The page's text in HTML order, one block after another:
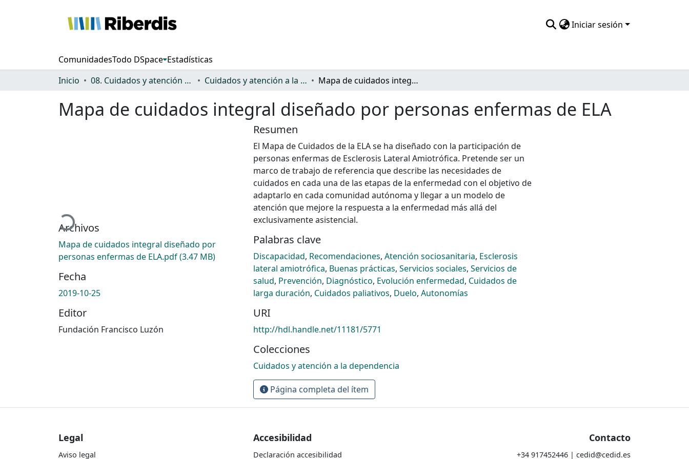
Iniciar sesión
ComunidadesTodo DSpace Estadísticas
Inicio
08. Cuidados y atención a la dependencia Cuidados y atención a la dependencia Mapa de cuidados integral diseñado por personas enfermas de ELA
Mapa de cuidados integral diseñado por personas enfermas de ELA
Cargando...
Archivos
Mapa de cuidados integral diseñado por
personas enfermas de ELA.pdf(3.47 MB)
Fecha
2019-10-25
Editor
Fundación Francisco Luzón
Resumen
El Mapa de Cuidados de la ELA se ha diseñado con la participación de
personas enfermas de Esclerosis Lateral Amiotrófica. Pretende ser un
marco de trabajo de referencia que describe las necesidades de
cuidados en cada una de las etapas de la enfermedad con el objetivo de
adaptarlo en cada comunidad autónoma y llegar a un modelo de
atención que mejore la respuesta a la enfermedad más allá del
exclusivamente asistencial.
Palabras clave
Discapacidad, Recomendaciones, Atención sociosanitaria, Esclerosis
lateral amiotrófica, Buenas prácticas, Servicios sociales, Servicios de
salud, Prevención, Diagnóstico, Evolución enfermedad, Cuidados de
larga duración, Cuidados paliativos, Duelo, Autonomías
URI
http://hdl.handle.net/11181/5771
Colecciones
Cuidados y atención a la dependencia
Página completa del ítem
Legal
Aviso legal
Accesibilidad
Declaración accesibilidad
Contacto
+34 917452446 | cedid@cedid.es